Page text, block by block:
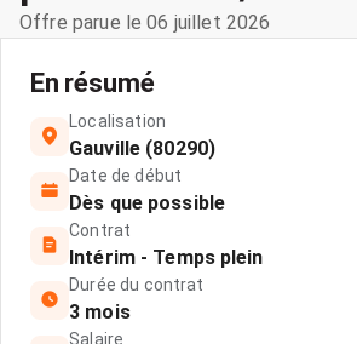
Offre parue le 06 juillet 2026
En résumé
Localisation
Gauville (80290)
Date de début
Dès que possible
Contrat
Intérim - Temps plein
Durée du contrat
3 mois
Salaire